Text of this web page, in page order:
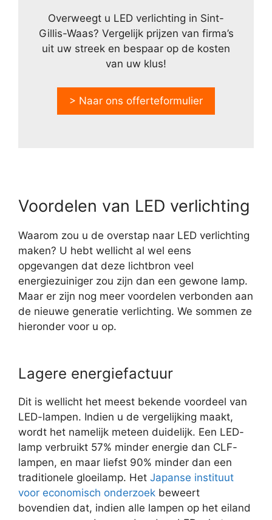
Overweegt u LED verlichting in Sint-
Gillis-Waas? Vergelijk prijzen van firma’s
uit uw streek en bespaar op de kosten
van uw klus!
> Naar ons offerteformulier
Voordelen van LED verlichting
Waarom zou u de overstap naar LED verlichting
maken? U hebt wellicht al wel eens
opgevangen dat deze lichtbron veel
energiezuiniger zou zijn dan een gewone lamp.
Maar er zijn nog meer voordelen verbonden aan
de nieuwe generatie verlichting. We sommen ze
hieronder voor u op.
Lagere energiefactuur
Dit is wellicht het meest bekende voordeel van
LED-lampen. Indien u de vergelijking maakt,
wordt het namelijk meteen duidelijk. Een LED-
lamp verbruikt 57% minder energie dan CLF-
lampen, en maar liefst 90% minder dan een
traditionele gloeilamp. Het Japanse instituut
voor economisch onderzoek beweert
bovendien dat, indien alle lampen op het eiland